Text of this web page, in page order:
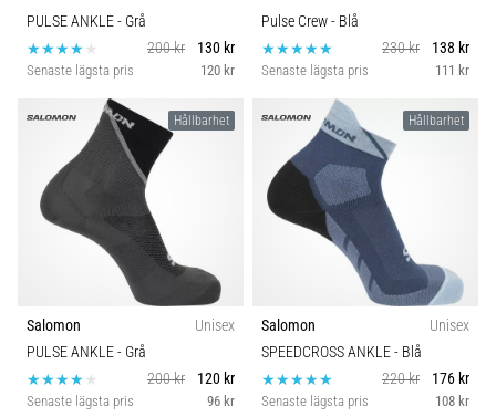
PULSE ANKLE- Grå
200 kr
130 kr
Senaste lägsta pris 120 kr
Pulse Crew- Blå
230 kr
138 kr
Senaste lägsta pris 111 kr
Hållbarhet
Salomon
Unisex
PULSE ANKLE- Grå
200 kr
120 kr
Senaste lägsta pris 96 kr
Hållbarhet
Salomon
Unisex
SPEEDCROSS ANKLE- Blå
220 kr
176 kr
Senaste lägsta pris 108 kr